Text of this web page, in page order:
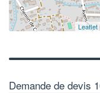
Leaflet
Demande de devis